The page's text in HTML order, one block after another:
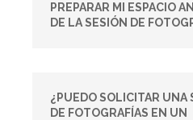
PREPARAR MI ESPACIO
DE LA SESIÓN DE
¿PUEDO SOLICITAR UNA
DE FOTOGRAFÍAS EN UN